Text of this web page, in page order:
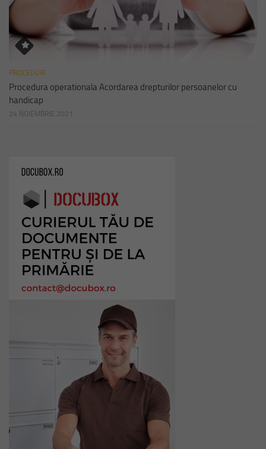
PROCEDURI
Procedura operationala Acordarea drepturilor persoanelor cu
handicap
24 NOIEMBRIE 2021